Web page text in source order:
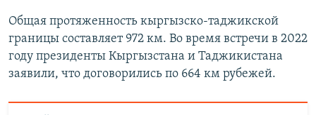
Общая протяженность кыргызско-таджикской
границы составляет 972 км. Во время встречи в 2022
году президенты Кыргызстана и Таджикистана
заявили, что договорились по 664 км рубежей.